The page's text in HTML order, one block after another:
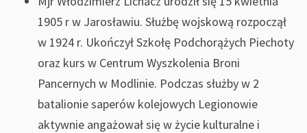
1905 r w Jarosławiu. Służbę wojskową rozpoczął
w 1924 r. Ukończył Szkołę Podchorążych Piechoty
oraz kurs w Centrum Wyszkolenia Broni
Pancernych w Modlinie. Podczas służby w 2
batalionie saperów kolejowych Legionowie
aktywnie angażował się w życie kulturalne i